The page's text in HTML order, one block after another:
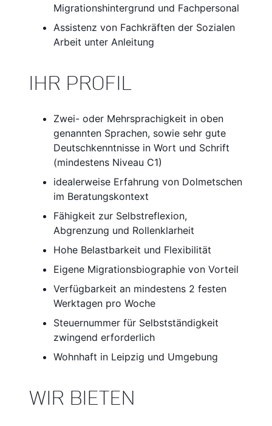
Migrationshintergrund und Fachpersonal
Assistenz von Fachkräften der Sozialen
Arbeit unter Anleitung
IHR PROFIL
Zwei- oder Mehrsprachigkeit in oben
genannten Sprachen, sowie sehr gute
Deutschkenntnisse in Wort und Schrift
(mindestens Niveau C1)
idealerweise Erfahrung von Dolmetschen
im Beratungskontext
Fähigkeit zur Selbstreflexion,
Abgrenzung und Rollenklarheit
Hohe Belastbarkeit und Flexibilität
Eigene Migrationsbiographie von Vorteil
Verfügbarkeit an mindestens 2 festen
Werktagen pro Woche
Steuernummer für Selbstständigkeit
zwingend erforderlich
Wohnhaft in Leipzig und Umgebung
WIR BIETEN